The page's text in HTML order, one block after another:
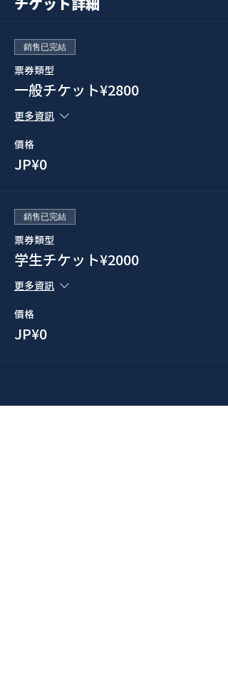
銷售已完結
票券類型
一般チケット¥2800
更多資訊
價格
JP¥0
銷售已完結
票券類型
学生チケット¥2000
更多資訊
價格
JP¥0